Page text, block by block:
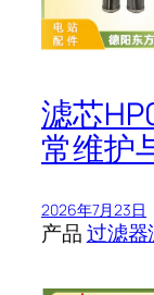
滤芯
常维护
2026年7月23日
产品过滤器